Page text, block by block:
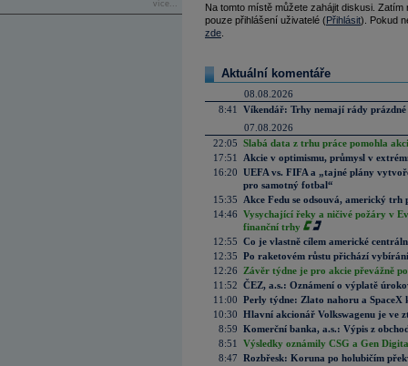
více...
Na tomto místě můžete zahájit diskusi.
pouze přihlášení uživatelé (Přihlásit). Pokud
zde
Aktuální komentáře
08.08.2026
8:41
Víkendář: Trhy nemají rády prázdné
07.08.2026
22:05 Slabá data z trhu práce pomohla
17:51
Akcie v optimismu, průmysl v
16:20 UEFA vs. FIFA a „tajné plány
pro samotný fotbal“
15:35
Akce Fedu se odsouvá, americký
14:46 Vysychající řeky a ničivé požáry v
finanční trhy
12:55 Co je vlastně cílem americké
12:35 Po raketovém růstu přichází
12:26
Závěr týdne je pro akcie převážně
11:52 ČEZ, a.s.: Oznámení o výplatě
11:00 Perly týdne: Zlato nahoru a SpaceX
10:30 Hlavní akcionář Volkswagenu je ve
8:59 Komerční banka, a.s.: Výpis z
8:51
Výsledky oznámily CSG a Gen
8:47 Rozbřesk: Koruna po holubičím